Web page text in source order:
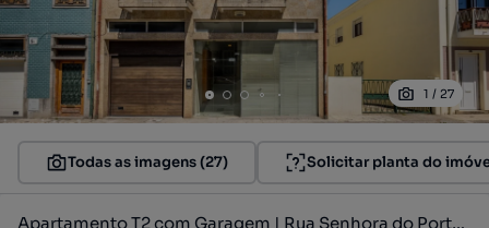
1 / 27
Todas as imagens (27) Solicitar planta do
Apartamento T2 com Garagem | Rua Senhora do Porto, Ramalde – Porto